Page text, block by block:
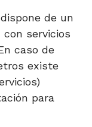
de un
con servicios
caso de
existe
para